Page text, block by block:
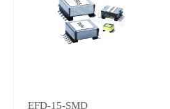
EFD-15-SMD